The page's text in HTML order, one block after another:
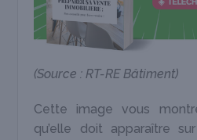
(Source : RT-RE Bâtiment)
Cette image vous
qu’elle doit apparaître